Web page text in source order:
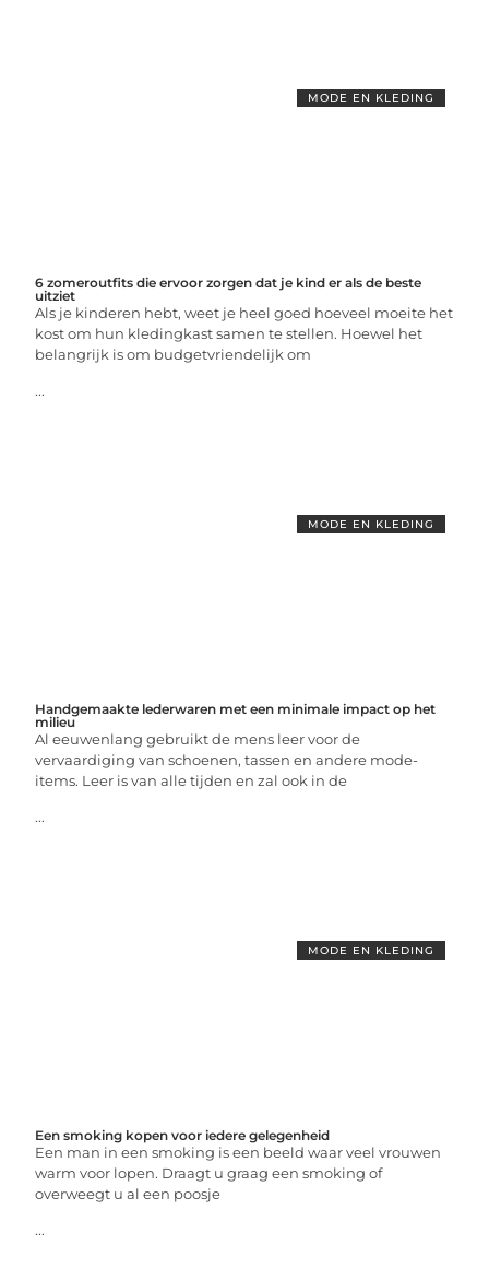
MODE EN KLEDING
6 zomeroutfits die ervoor zorgen dat je kind er als de beste
uitziet
Als je kinderen hebt, weet je heel goed hoeveel moeite het
kost om hun kledingkast samen te stellen. Hoewel het
belangrijk is om budgetvriendelijk om
...
MODE EN KLEDING
Handgemaakte lederwaren met een minimale impact op het
milieu
Al eeuwenlang gebruikt de mens leer voor de
vervaardiging van schoenen, tassen en andere mode-
items. Leer is van alle tijden en zal ook in de
...
MODE EN KLEDING
Een smoking kopen voor iedere gelegenheid
Een man in een smoking is een beeld waar veel vrouwen
warm voor lopen. Draagt u graag een smoking of
overweegt u al een poosje
...